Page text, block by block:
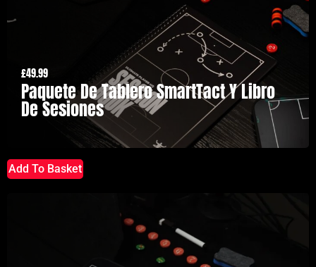
Paquete De Tablero SmartTact Y Libro
De Sesiones
£49.99
Add To Basket